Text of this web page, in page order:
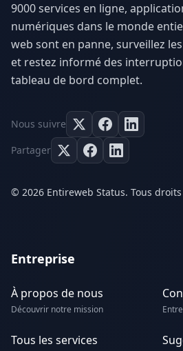
9000 services en ligne,
numériques dans le monde
web sont en panne, surveillez
et restez informé des
tableau de bord complet.
Nous suivre
Partager
© 2026 Entireweb Status. Tous
Entreprise
À propos de nous
Découvrir notre mission
Tous les services